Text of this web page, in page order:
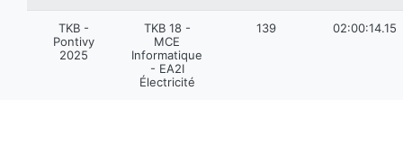
TKB -
Pontivy
2025
TKB 18 -
MCE
Informatique
- EA2I
Électricité
139 02:00:14.15